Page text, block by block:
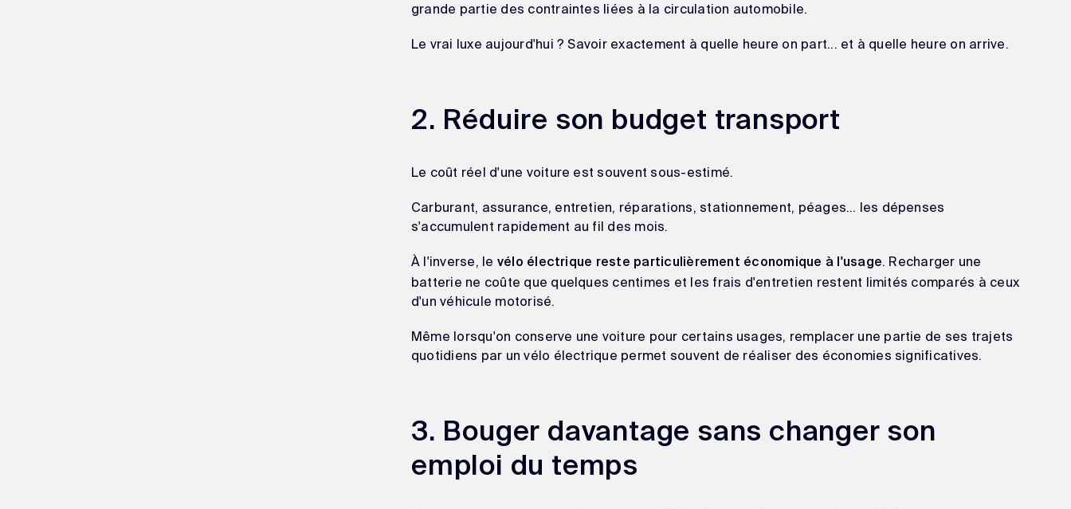
grande partie des contraintes liées à la circulation automobile.
Le vrai luxe aujourd'hui ? Savoir exactement à quelle heure on part... et à quelle heure on arrive.
2. Réduire son budget transport
Le coût réel d'une voiture est souvent sous-estimé.
Carburant, assurance, entretien, réparations, stationnement, péages… les dépenses
s'accumulent rapidement au fil des mois.
À l'inverse, le vélo électrique reste particulièrement économique à l'usage
. Recharger une
batterie ne coûte que quelques centimes et les frais d'entretien restent limités comparés à ceux
d'un véhicule motorisé.
Même lorsqu'on conserve une voiture pour certains usages, remplacer une partie de ses trajets
quotidiens par un vélo électrique permet souvent de réaliser des économies significatives.
3. Bouger davantage sans changer son
emploi du temps